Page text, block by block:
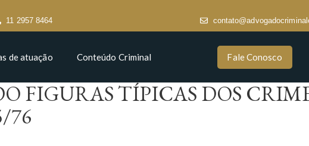
11 2957 8464
de atuação Conteúdo Criminal Fale Conosco
FIGURAS TÍPICAS DOS
76